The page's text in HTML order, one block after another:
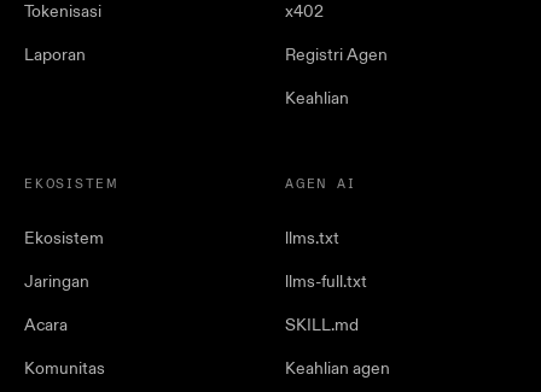
Tokenisasi
Laporan
x402
Registri Agen
Keahlian
EKOSISTEM
Ekosistem
Jaringan
Acara
Komunitas
AGEN AI
llms.txt
llms-full.txt
SKILL.md
Keahlian agen